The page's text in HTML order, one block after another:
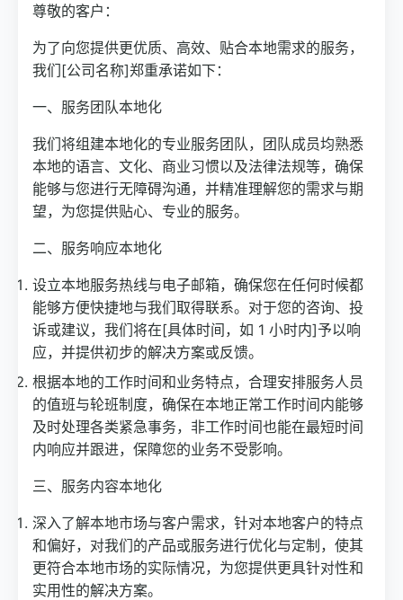
尊敬的客户：
为了向您提供更优质、高效、贴合本地需求的服务，
我们[公司名称]郑重承诺如下：
一、服务团队本地化
我们将组建本地化的专业服务团队，团队成员均熟悉
本地的语言、文化、商业习惯以及法律法规等，确保
能够与您进行无障碍沟通，并精准理解您的需求与期
望，为您提供贴心、专业的服务。
二、服务响应本地化
设立本地服务热线与电子邮箱，确保您在任何时候都
能够方便快捷地与我们取得联系。对于您的咨询、投
诉或建议，我们将在[具体时间，如 1 小时内]予以响
应，并提供初步的解决方案或反馈。
根据本地的工作时间和业务特点，合理安排服务人员
的值班与轮班制度，确保在本地正常工作时间内能够
及时处理各类紧急事务，非工作时间也能在最短时间
内响应并跟进，保障您的业务不受影响。
三、服务内容本地化
深入了解本地市场与客户需求，针对本地客户的特点
和偏好，对我们的产品或服务进行优化与定制，使其
更符合本地市场的实际情况，为您提供更具针对性和
实用性的解决方案。